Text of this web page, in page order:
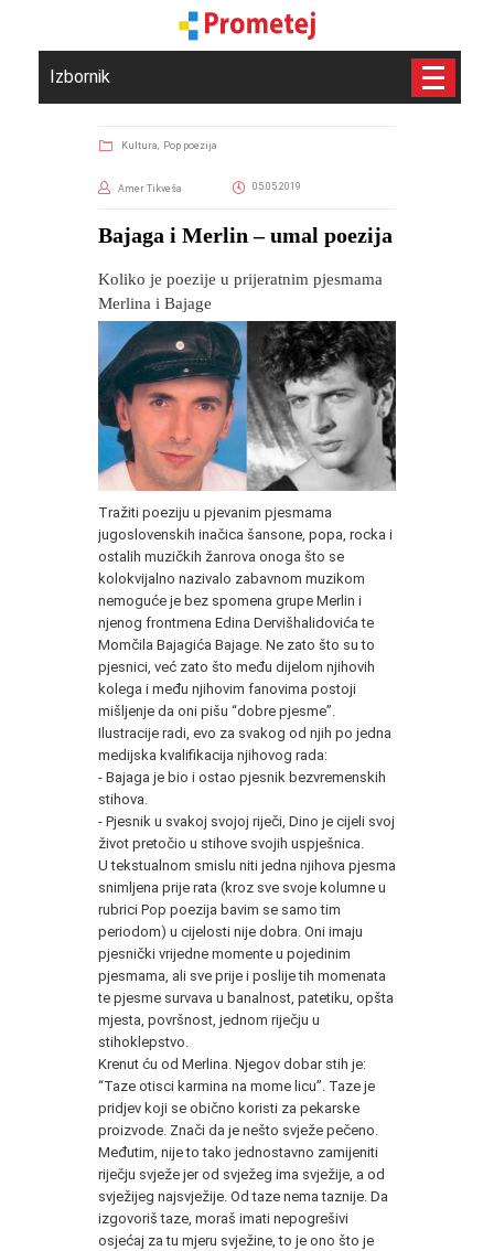
Izbornik
Kultura, Pop poezija
Amer Tikveša 05.05.2019
Bajaga i Merlin – umal poezija
Koliko je poezije u prijeratnim pjesmama
Merlina i Bajage
Tražiti poeziju u pjevanim pjesmama
jugoslovenskih inačica šansone, popa, rocka i
ostalih muzičkih žanrova onoga što se
kolokvijalno nazivalo zabavnom muzikom
nemoguće je bez spomena grupe Merlin i
njenog frontmena Edina Dervišhalidovića te
Momčila Bajagića Bajage. Ne zato što su to
pjesnici, već zato što među dijelom njihovih
kolega i među njihovim fanovima postoji
mišljenje da oni pišu “dobre pjesme”.
Ilustracije radi, evo za svakog od njih po jedna
medijska kvalifikacija njihovog rada:
- Bajaga je bio i ostao pjesnik bezvremenskih
stihova.
- Pjesnik u svakoj svojoj riječi, Dino je cijeli svoj
život pretočio u stihove svojih uspješnica.
U tekstualnom smislu niti jedna njihova pjesma
snimljena prije rata (kroz sve svoje kolumne u
rubrici Pop poezija bavim se samo tim
periodom) u cijelosti nije dobra. Oni imaju
pjesnički vrijedne momente u pojedinim
pjesmama, ali sve prije i poslije tih momenata
te pjesme survava u banalnost, patetiku, opšta
mjesta, površnost, jednom riječju u
stihoklepstvo.
Krenut ću od Merlina. Njegov dobar stih je:
“Taze otisci karmina na mome licu”. Taze je
pridjev koji se obično koristi za pekarske
proizvode. Znači da je nešto svježe pečeno.
Međutim, nije to tako jednostavno zamijeniti
riječju svježe jer od svježeg ima svježije, a od
svježijeg najsvježije. Od taze nema taznije. Da
izgovoriš taze, moraš imati nepogrešivi
osjećaj za tu mjeru svježine, to je ono što je